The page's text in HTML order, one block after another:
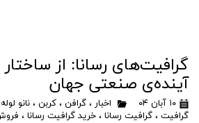
گرافیت‌های رسانا: از ساختار
آینده‌ی صنعتی جهان
۱۰ آبان ۰۴ اخبار ، گرافن ، کربن ، نانو
گرافیت ، گرافیت رسانا ، خرید گرافیت رسانا ،